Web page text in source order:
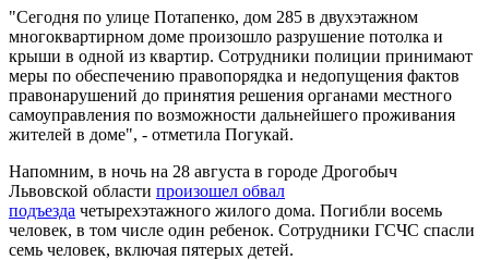
"Сегодня по улице Потапенко, дом 285 в двухэтажном
многоквартирном доме произошло разрушение потолка и
крыши в одной из квартир. Сотрудники полиции принимают
меры по обеспечению правопорядка и недопущения фактов
правонарушений до принятия решения органами местного
самоуправления по возможности дальнейшего проживания
жителей в доме", - отметила Погукай.
Напомним, в ночь на 28 августа в городе Дрогобыч
Львовской области произошел обвал
подъезда четырехэтажного жилого дома. Погибли восемь
человек, в том числе один ребенок. Сотрудники ГСЧС спасли
семь человек, включая пятерых детей.